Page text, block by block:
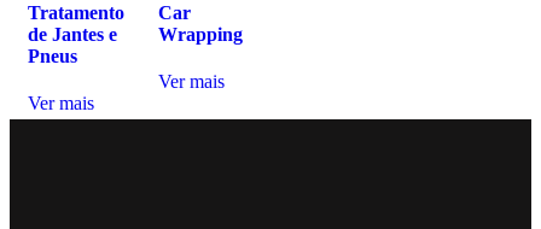
Tratamento
de Jantes e
Pneus
Ver mais
Car
Wrapping
Ver mais